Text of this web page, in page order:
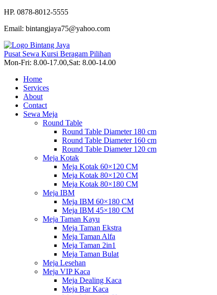
HP. 0878-8012-5555
Email: bintangjaya75@yahoo.com
Pusat Sewa Kursi Beragam Pilihan
Mon-Fri: 8.00-17.00,Sat: 8.00-14.00
Home
Services
About
Contact
Sewa Meja
Round Table
Round Table Diameter 180 cm
Round Table Diameter 160 cm
Round Table Diameter 120 cm
Meja Kotak
Meja Kotak 60×120 CM
Meja Kotak 80×120 CM
Meja Kotak 80×180 CM
Meja IBM
Meja IBM 60×180 CM
Meja IBM 45×180 CM
Meja Taman Kayu
Meja Taman Ekstra
Meja Taman Alfa
Meja Taman 2in1
Meja Taman Bulat
Meja Lesehan
Meja VIP Kaca
Meja Dealing Kaca
Meja Bar Kaca